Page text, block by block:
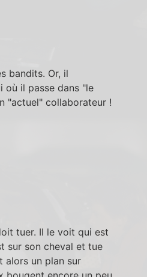
bandits. Or, il
où il passe dans "le
"actuel" collaborateur !
tuer. Il le voit qui est
sur son cheval et tue
alors un plan sur